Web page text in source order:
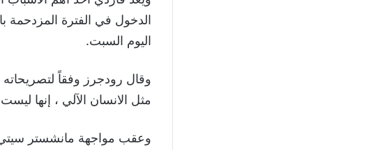
الدخول في الفترة المزدحمة
اليوم السبت.
وقال رودجرز وفقاً لتصريحاته
مثل الانسان الآلي ، إنها
وعقب مواجهة مانشستر